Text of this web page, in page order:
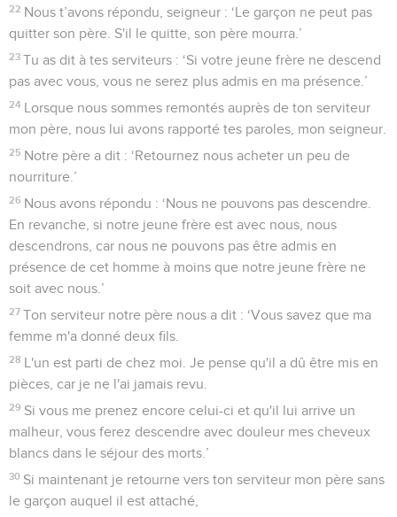
22 Nous t’avons répondu, seigneur : ‘Le garçon ne peut pas
quitter son père. S'il le quitte, son père mourra.’
23 Tu as dit à tes serviteurs : ‘Si votre jeune frère ne descend
pas avec vous, vous ne serez plus admis en ma présence.’
24 Lorsque nous sommes remontés auprès de ton serviteur
mon père, nous lui avons rapporté tes paroles, mon seigneur.
25 Notre père a dit : ‘Retournez nous acheter un peu de
nourriture.’
26 Nous avons répondu : ‘Nous ne pouvons pas descendre.
En revanche, si notre jeune frère est avec nous, nous
descendrons, car nous ne pouvons pas être admis en
présence de cet homme à moins que notre jeune frère ne
soit avec nous.’
27 Ton serviteur notre père nous a dit : ‘Vous savez que ma
femme m'a donné deux fils.
28 L'un est parti de chez moi. Je pense qu'il a dû être mis en
pièces, car je ne l'ai jamais revu.
29 Si vous me prenez encore celui-ci et qu'il lui arrive un
malheur, vous ferez descendre avec douleur mes cheveux
blancs dans le séjour des morts.’
30 Si maintenant je retourne vers ton serviteur mon père sans
le garçon auquel il est attaché,